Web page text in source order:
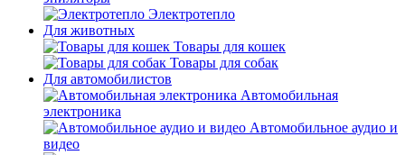
Электротепло
Для животных
Товары для кошек
Товары для собак
Для автомобилистов
Автомобильная
электроника
Автомобильное аудио и
видео